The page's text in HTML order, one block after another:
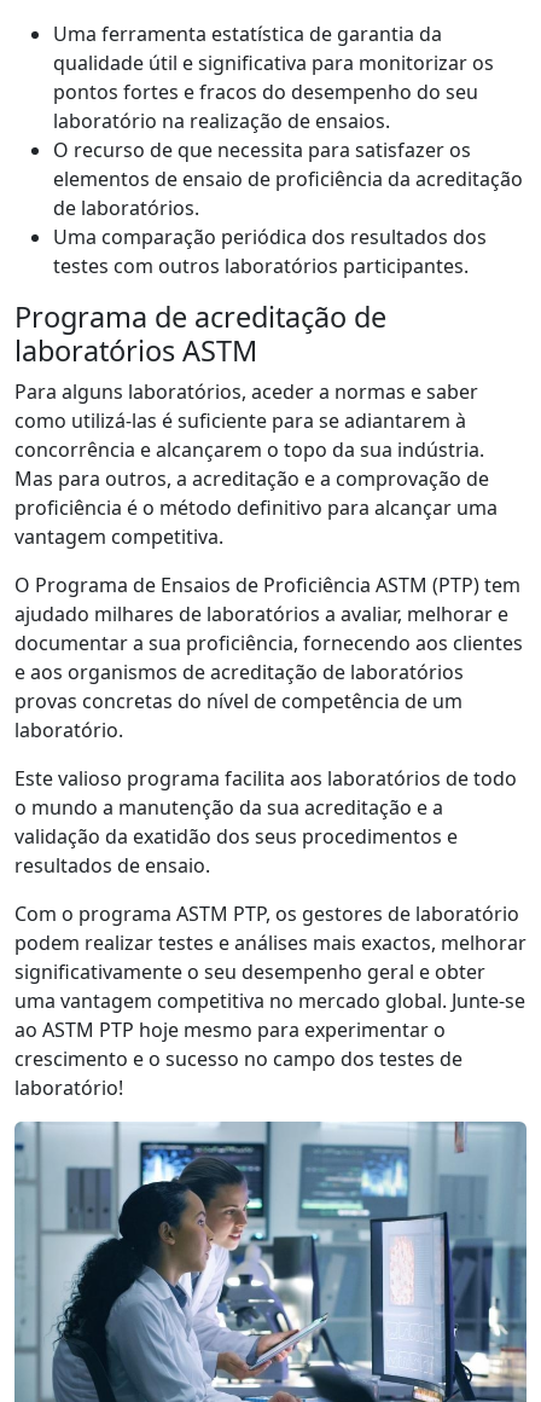
Uma ferramenta estatística de garantia da
qualidade útil e significativa para monitorizar os
pontos fortes e fracos do desempenho do seu
laboratório na realização de ensaios.
O recurso de que necessita para satisfazer os
elementos de ensaio de proficiência da acreditação
de laboratórios.
Uma comparação periódica dos resultados dos
testes com outros laboratórios participantes.
Programa de acreditação de
laboratórios ASTM
Para alguns laboratórios, aceder a normas e saber
como utilizá-las é suficiente para se adiantarem à
concorrência e alcançarem o topo da sua indústria.
Mas para outros, a acreditação e a comprovação de
proficiência é o método definitivo para alcançar uma
vantagem competitiva.
O Programa de Ensaios de Proficiência ASTM (PTP) tem
ajudado milhares de laboratórios a avaliar, melhorar e
documentar a sua proficiência, fornecendo aos clientes
e aos organismos de acreditação de laboratórios
provas concretas do nível de competência de um
laboratório.
Este valioso programa facilita aos laboratórios de todo
o mundo a manutenção da sua acreditação e a
validação da exatidão dos seus procedimentos e
resultados de ensaio.
Com o programa ASTM PTP, os gestores de laboratório
podem realizar testes e análises mais exactos, melhorar
significativamente o seu desempenho geral e obter
uma vantagem competitiva no mercado global. Junte-se
ao ASTM PTP hoje mesmo para experimentar o
crescimento e o sucesso no campo dos testes de
laboratório!